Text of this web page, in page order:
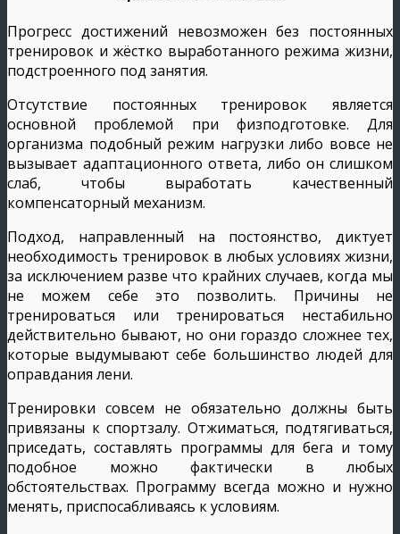
Прогресс достижений невозможен без постоянных
тренировок и жёстко выработанного режима жизни,
подстроенного под занятия.
Отсутствие постоянных тренировок является
основной проблемой при физподготовке. Для
организма подобный режим нагрузки либо вовсе не
вызывает адаптационного ответа, либо он слишком
слаб, чтобы выработать качественный
компенсаторный механизм.
Подход, направленный на постоянство, диктует
необходимость тренировок в любых условиях жизни,
за исключением разве что крайних случаев, когда мы
не можем себе это позволить. Причины не
тренироваться или тренироваться нестабильно
действительно бывают, но они гораздо сложнее тех,
которые выдумывают себе большинство людей для
оправдания лени.
Тренировки совсем не обязательно должны быть
привязаны к спортзалу. Отжиматься, подтягиваться,
приседать, составлять программы для бега и тому
подобное можно фактически в любых
обстоятельствах. Программу всегда можно и нужно
менять, приспосабливаясь к условиям.